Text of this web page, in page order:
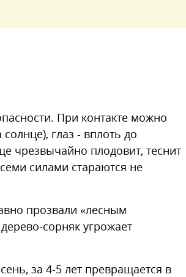
При контакте можно
глаз - вплоть до
чрезвычайно плодовит, теснит
силами стараются не
прозвали «лесным
сорняк угрожает
за 4-5 лет превращается в